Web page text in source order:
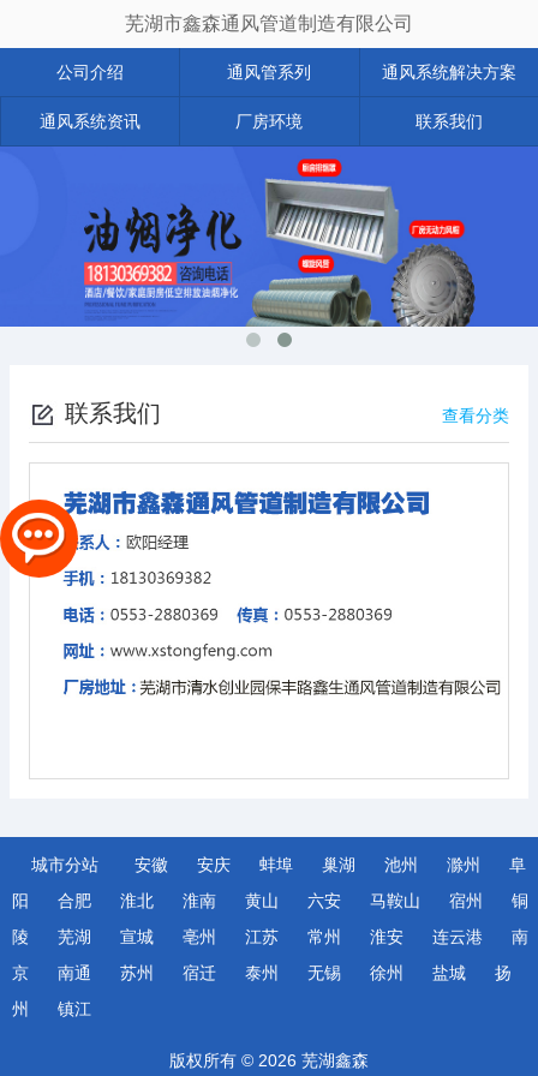
芜湖市鑫森通风管道制造有限公司
公司介绍 通风管系列 通风系统解决方案
通风系统资讯 厂房环境 联系我们
联系我们 查看分类
城市分站 安徽 安庆 蚌埠 巢湖 池州 滁州
阜
阳
合肥 淮北 淮南 黄山 六安 马鞍山 宿州
铜
陵
芜湖 宣城 亳州 江苏 常州 淮安 连云港
南
京
南通 苏州 宿迁 泰州 无锡 徐州 盐城
扬
州
镇江
版权所有 © 2026 芜湖鑫森